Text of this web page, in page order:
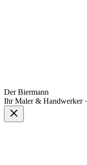
Der Biermann
Ihr Maler & Handwerker